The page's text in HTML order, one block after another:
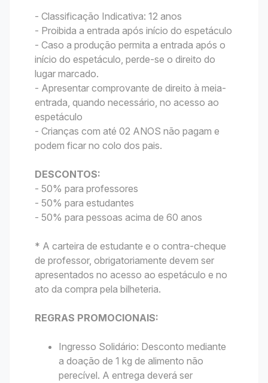
- Classificação Indicativa: 12 anos
- Proibida a entrada após início do espetáculo
- Caso a produção permita a entrada após o
início do espetáculo, perde-se o direito do
lugar marcado.
- Apresentar comprovante de direito à meia-
entrada, quando necessário, no acesso ao
espetáculo
- Crianças com até 02 ANOS não pagam e
podem ficar no colo dos pais.
DESCONTOS:
- 50% para professores
- 50% para estudantes
- 50% para pessoas acima de 60 anos
* A carteira de estudante e o contra-cheque
de professor, obrigatoriamente devem ser
apresentados no acesso ao espetáculo e no
ato da compra pela bilheteria.
REGRAS PROMOCIONAIS:
Ingresso Solidário: Desconto mediante
a doação de 1 kg de alimento não
perecível. A entrega deverá ser